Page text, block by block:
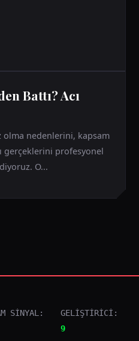
Battı? Acı
olma nedenlerini, kapsam
gerçeklerini profesyonel
O...
SİNYAL:
GELİŞTİRİCİ:
9